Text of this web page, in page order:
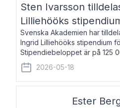
Sten Ivarsson
Lilliehööks
Svenska Akademien har
Ingrid Lilliehööks stipendium
Stipendiebeloppet är på 125
född 1979, är
Söderslättsgymnasiet i
2026-05-18
Ester